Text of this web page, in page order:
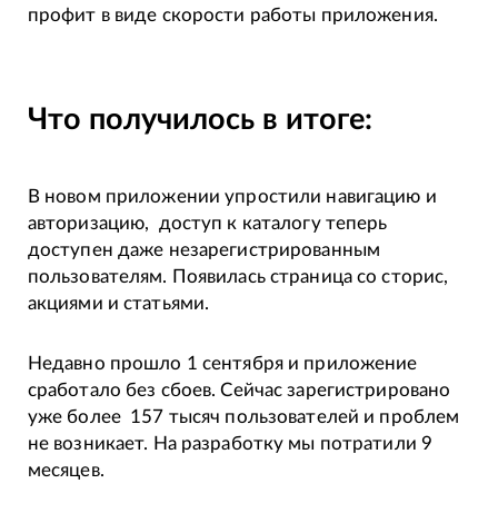
профит в виде скорости работы приложения.
Что получилось в итоге:
В новом приложении упростили навигацию и
авторизацию, доступ к каталогу теперь
доступен даже незарегистрированным
пользователям. Появилась страница со сторис,
акциями и статьями.
Недавно прошло 1 сентября и приложение
сработало без сбоев. Сейчас зарегистрировано
уже более 157 тысяч пользователей и проблем
не возникает. На разработку мы потратили 9
месяцев.